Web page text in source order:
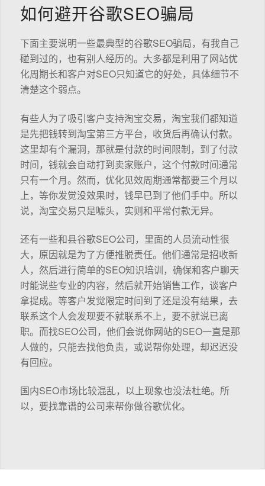
如何避开谷歌SEO骗局
下面主要说明一些最典型的谷歌SEO骗局，有我自己
碰到过的，也有别人经历的。大多都是利用了网站优
化周期长和客户对SEO只知道它的好处，具体细节不
清楚这个弱点。
有些人为了吸引客户支持淘宝交易，淘宝我们都知道
是先把钱转到淘宝第三方平台，收货后再确认付款。
这里却有个漏洞，那就是付款的时间限制，到了付款
时间，钱就会自动打到卖家账户，这个付款时间通常
只有一个月。然而，优化见效周期通常都要三个月以
上，等你发觉没效果时，钱早已到了他们手中。所以
说，淘宝交易只是噱头，实则和平常付款无异。
还有一些和县谷歌SEO公司，里面的人员流动性很
大，原因就是为了方便推脱责任。他们通常是招收新
人，然后进行简单的SEO知识培训，确保和客户聊天
时能说些专业的内容，然后就开始销售工作，谈客户
拿提成。等客户发觉限定时间到了还是没有结果，去
联系这个人会发现要不就联系不上，要不就说已离
职。而找SEO公司，他们会说你网站的SEO一直是那
人做的，只能去找他负责，或说帮你处理，却迟迟没
有回应。
国内SEO市场比较混乱，以上现象也没法杜绝。所
以，要找靠谱的公司来帮你做谷歌优化。